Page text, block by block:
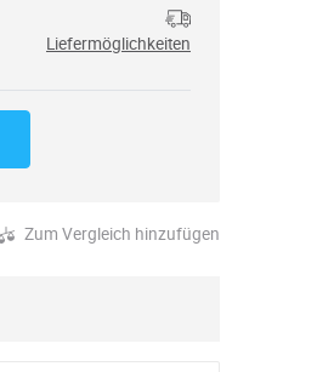
Liefermöglichkeiten
Zum Vergleich hinzufügen